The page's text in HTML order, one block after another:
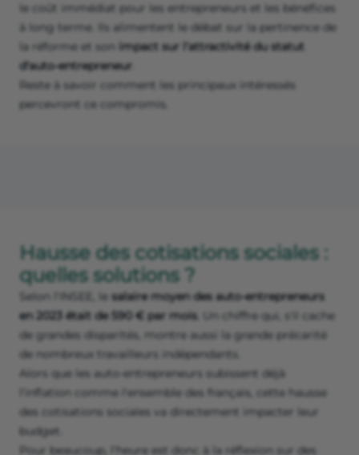
le coût immédiat pour les entrepreneurs et les bénéfices
à long terme. Ils alimentent le débat sur la pertinence de
la réforme et son impact sur l'attractivité du statut
d'auto-entrepreneur
Reste à savoir comment les principaux intéressés
percevront ce compromis.
Hausse des cotisations sociales :
quelles solutions ?
Selon l'INSEE, le salaire moyen des auto-entrepreneurs
en 2023 était de 590 € par mois. Un chiffre qui, s'il cache
de grandes disparités, montre aussi la grande précarité
de nombreux travailleurs indépendants.
Alors que les auto-entrepreneurs subissent déjà
l'inflation comme l'ensemble des français, cette hausse
des cotisations sociales va directement impacter leur
budget.
Pour beaucoup, l'heure est donc à la réflexion sur des